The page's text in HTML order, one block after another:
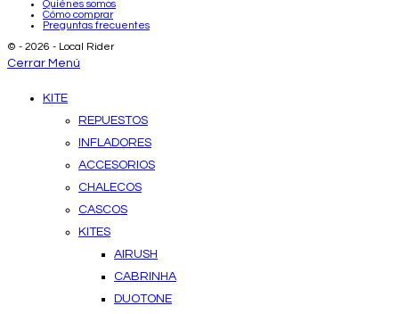
Quiénes somos
Cómo comprar
Preguntas frecuentes
© - 2026 - Local Rider
Cerrar Menú
KITE
REPUESTOS
INFLADORES
ACCESORIOS
CHALECOS
CASCOS
KITES
AIRUSH
CABRINHA
DUOTONE